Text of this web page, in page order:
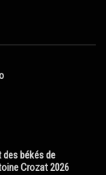
des békés de
Crozat 2026